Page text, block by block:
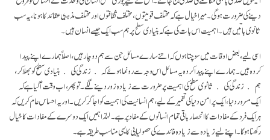
دینے کی ضرورت ہوگی۔ میرا خیال ہے کہ مختلف قومیتوں، مختلف ثقافتوں اور مختلف مذہبی عقائد کا ہونا، یہ سب
ثا نوی باتیں ہیں۔ اہمیت اس بات کی ہے کہ بنیادی سطح پر ہم سب ایک جیسے انسان ہیں۔
اسی لیے، بعض اوقات میں سوچتا ہوں کہ اتنے سارے مسائل جن سے ہم دوچار ہیں، اصلاً ہمارے اپنے پیدا
کردہ ہیں۔ ہمارے اپنے پیدا کردہ یہ مسائل اس وجہ سے رونما ہوئے کہ ﴿زندگی کی﴾ بنیادی سطح کو بھلا کر،
ہم ﴿زندگی کی﴾ ثانوی سطح کی اہمیت پر ضرورت سے زیادہ زور دینے لگے۔ تو پھر، اب وقت آگیا ہے کہ
ایک مسرور دنیا، ایک پرامن دنیا کی تعمیر کے لیے، ہم انسانیت کی اہمیت کو اجاگر کریں۔ اور یہ احساس عام کریں کہ
ہر ایک فرد کے مفادات کا انحصار باقی تمام انسانوں کے مفاد پر ہے۔ لہٰذا ہمیں ایک دوسرے کے مفادات کا خیال
رکھنا ہوگا۔ اپنے لیے زیادہ سے زیادہ فائدے کی حصولیابی کا یہی مناسب طریقہ ہے۔